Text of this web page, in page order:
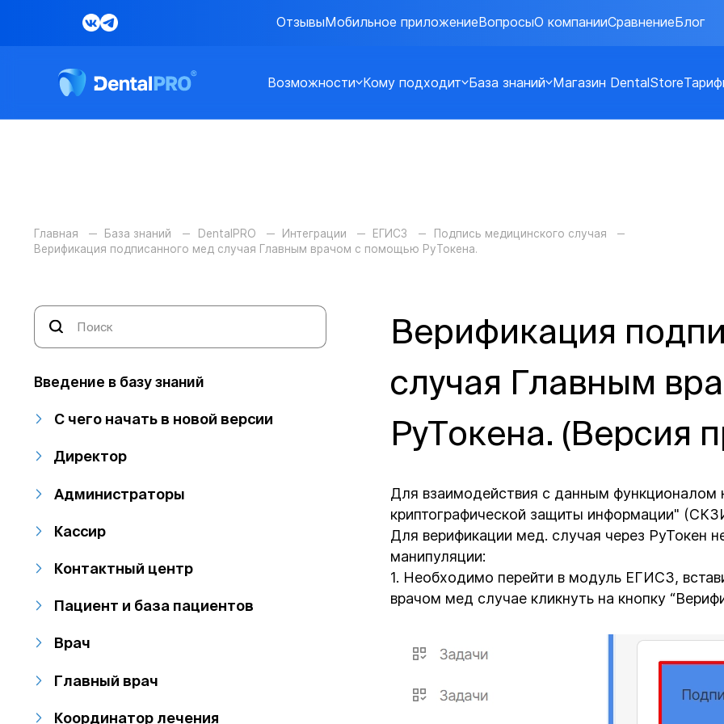
ОтзывыМобильное приложениеВопросыО компанииСравнениеБлог
Возможности Кому подходит База знаний Магазин DentalStore
Главная База знаний DentalPRO Интеграции ЕГИСЗ
Подпись медицинского случая
Верификация подписанного мед случая Главным врачом с помощью РуТокена.
Введение в базу знаний
С чего начать в новой версии
Директор
Администраторы
Кассир
Контактный центр
Пациент и база пациентов
Врач
Главный врач
Координатор лечения
Верификация
случая Главным
РуТокена. (Версия
Для взаимодействия с данным функционалом
криптографической защиты информации"
Для верификации мед. случая через РуТокен
манипуляции:
1. Необходимо перейти в модуль ЕГИСЗ,
врачом мед случае кликнуть на кнопку